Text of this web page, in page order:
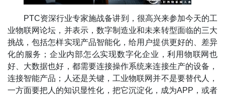
PTC资深行业专家施战备讲到，很高兴来参加今天的工
业物联网论坛，并表示，数字制造业和未来转型面临的三大
挑战，包括怎样实现产品智能化，给用户提供更好的、差异
化的服务；企业内部怎么实现数字化企业，利用物联网也
好、大数据也好，都需要连接操作系统来连接生产的设备，
连接智能产品；人还是关键，工业物联网并不是要替代人，
一方面要把人的知识显性化，把它沉淀化，成为APP，或者